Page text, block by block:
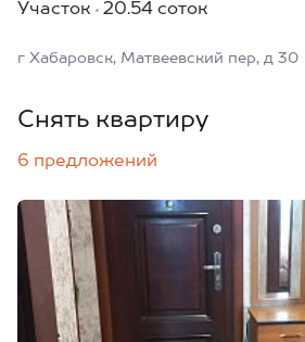
Участок 20.54 соток
г Хабаровск, Матвеевский пер, д 30
Снять квартиру
6 предложений